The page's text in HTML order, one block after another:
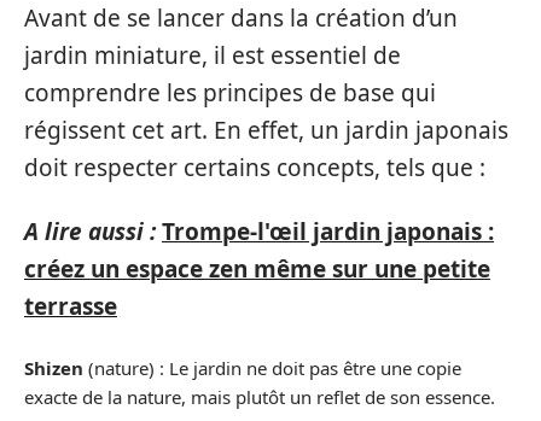
Avant de se lancer dans la création d’un
jardin miniature, il est essentiel de
comprendre les principes de base qui
régissent cet art. En effet, un jardin japonais
doit respecter certains concepts, tels que :
A lire aussi :Trompe-l'œil jardin japonais :
créez un espace zen même sur une petite
terrasse
Shizen (nature) : Le jardin ne doit pas être une copie
exacte de la nature, mais plutôt un reflet de son essence.